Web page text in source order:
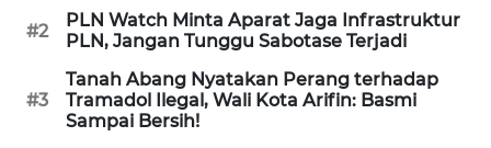
#2
PLN Watch Minta Aparat Jaga Infrastruktur
PLN, Jangan Tunggu Sabotase Terjadi
#3
Tanah Abang Nyatakan Perang terhadap
Tramadol Ilegal, Wali Kota Arifin: Basmi
Sampai Bersih!
PRIANGAN
TIMUR
WN
SEMARANG